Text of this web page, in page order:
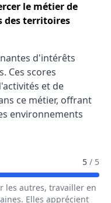
le métier de
des territoires
d'intérêts
Ces scores
et de
ce métier, offrant
environnements
/ Directrice
5 / 5
les autres, travailler en
Elles apprécient